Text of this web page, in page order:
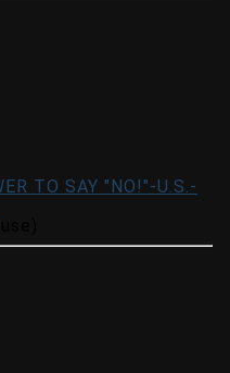
TO SAY "NO!"-U.S.-